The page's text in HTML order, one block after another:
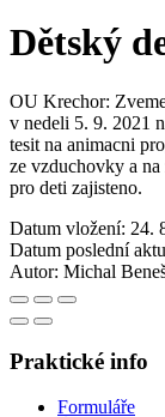
Dětský
OU Krechor:
v nedeli 5. 9. 2021
tesit na animacni
ze vzduchovky a na
pro deti zajisteno.
Datum vložení: 24.
Datum poslední
Autor: Michal
Praktické info
Formuláře